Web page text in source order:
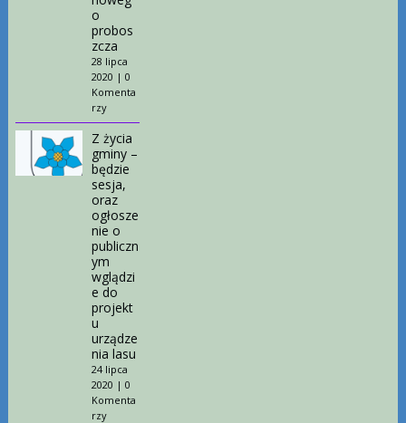
o
probos
zcza
28 lipca
2020 | 0
Komenta
rzy
Z życia
gminy –
będzie
sesja,
oraz
ogłosze
nie o
publiczn
ym
wglądzi
e do
projekt
u
urządze
nia lasu
24 lipca
2020 | 0
Komenta
rzy